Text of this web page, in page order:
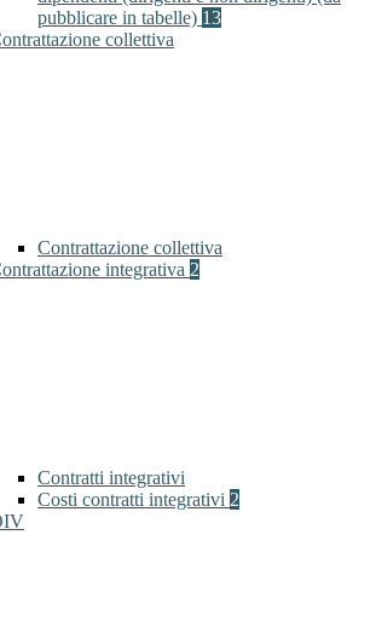
pubblicare in tabelle) 13
collettiva
Contrattazione collettiva
integrativa 2
Contratti integrativi
Costi contratti integrativi 2